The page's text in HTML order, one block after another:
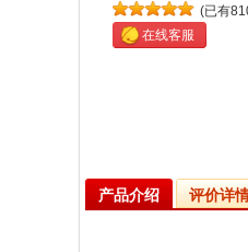
(已有
在线客服
产品介绍 评价详